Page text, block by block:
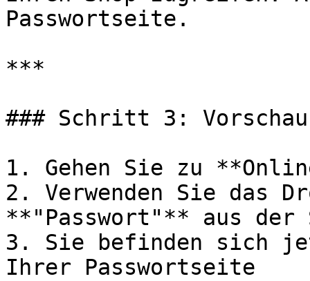
Passwortseite.
***
### Schritt 3:
1. Gehen Sie zu
2. Verwenden Sie das
**"Passwort"** aus
3. Sie befinden sich
Ihrer Passwortseite